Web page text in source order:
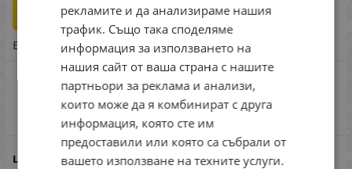
бр. КУПИ
Бърза поръчка
SG 3D Sticklebait Pencil 6.5cm 10.5g Sinking
Brown Trout Smolt
Сравни
Brown Trout Smolt
рекламите и да анализираме нашия
трафик. Също така споделяме
информация за използването на
нашия сайт от ваша страна с нашите
партньори за реклама и анализи,
които може да я комбинират с друга
информация, която сте им
предоставили или която са събрали от
вашето използване на техните услуги.